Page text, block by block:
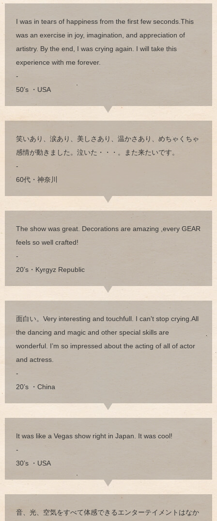
I was in tears of happiness from the first few seconds.This
was an exercise in joy, imagination, and appreciation of
artistry. By the end, I was crying again. I will take this
experience with me forever.
-
50’s ・USA
笑いあり、涙あり、美しさあり、温かさあり、めちゃくちゃ
感情が動きました。泣いた・・・。また来たいです。
-
60代・神奈川
The show was great. Decorations are amazing ,every GEAR
feels so well crafted!
-
20’s・Kyrgyz Republic
面白い。Very interesting and touchfull. I can't stop crying.All
the dancing and magic and other special skills are
wonderful. I’m so impressed about the acting of all of actor
and actress.
-
20’s ・China
It was like a Vegas show right in Japan. It was cool!
-
30’s ・USA
音、光、空気をすべて体感できるエンターテイメントはなか